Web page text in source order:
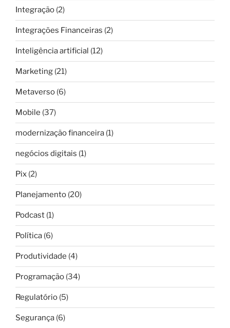
Integração (2)
Integrações Financeiras (2)
Inteligência artificial (12)
Marketing (21)
Metaverso (6)
Mobile (37)
modernização financeira (1)
negócios digitais (1)
Pix (2)
Planejamento (20)
Podcast (1)
Política (6)
Produtividade (4)
Programação (34)
Regulatório (5)
Segurança (6)